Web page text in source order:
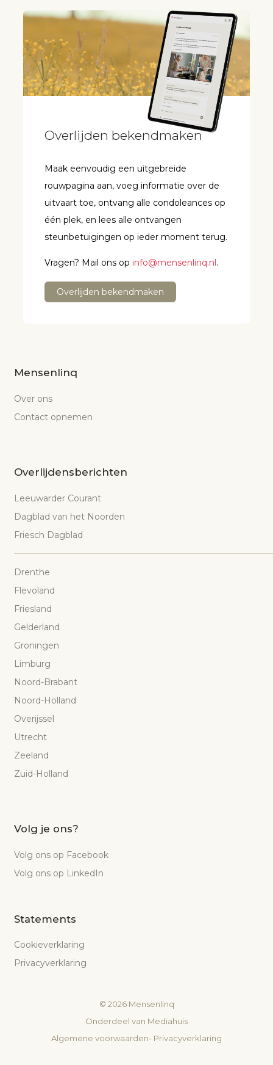
Overlijden bekendmaken
Maak eenvoudig een uitgebreide
rouwpagina aan, voeg informatie over de
uitvaart toe, ontvang alle condoleances op
één plek, en lees alle ontvangen
steunbetuigingen op ieder moment terug.
Vragen? Mail ons op info@mensenlinq.nl.
Overlijden bekendmaken
Mensenlinq
Over ons
Contact opnemen
Overlijdensberichten
Leeuwarder Courant
Dagblad van het Noorden
Friesch Dagblad
Drenthe
Flevoland
Friesland
Gelderland
Groningen
Limburg
Noord-Brabant
Noord-Holland
Overijssel
Utrecht
Zeeland
Zuid-Holland
Volg je ons?
Volg ons op Facebook
Volg ons op LinkedIn
Statements
Cookieverklaring
Privacyverklaring
© 2026Mensenlinq
Onderdeel van Mediahuis
Algemene voorwaarden- Privacyverklaring